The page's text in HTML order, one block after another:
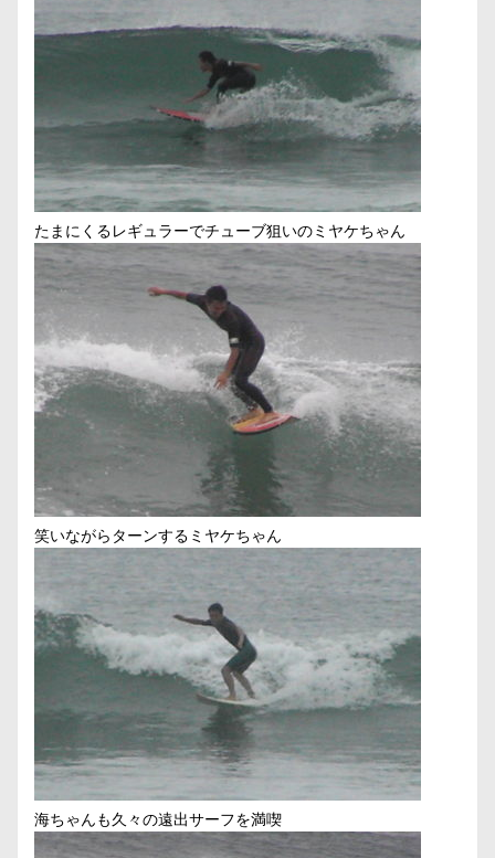
たまにくるレギュラーでチューブ狙いのミヤケちゃん
笑いながらターンするミヤケちゃん
海ちゃんも久々の遠出サーフを満喫